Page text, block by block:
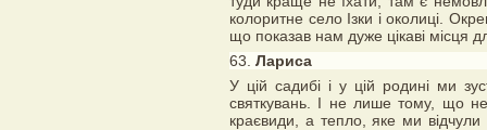
колоритне село Ізки і околиці.
що показав нам дуже цікаві місця
63. Лариса
У цій садибі і у цій родині ми
святкувань. І не лише тому, що
краєвиди, а тепло, яке ми відчули